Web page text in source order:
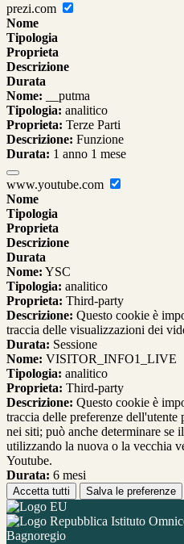
prezi.com
Nome
Tipologia
Proprieta
Descrizione
Durata
Nome: __putma
Tipologia: analitico
Proprieta: Terze Parti
Descrizione: Funzione
Durata: 1 anno 1 mese
www.youtube.com
Nome
Tipologia
Proprieta
Descrizione
Durata
Nome: YSC
Tipologia: analitico
Proprieta: Third-party
Descrizione: Questo cookie è
traccia delle visualizzazioni dei
Durata: Sessione
Nome: VISITOR_INFO1_LIVE
Tipologia: analitico
Proprieta: Third-party
Descrizione: Questo cookie è
traccia delle preferenze
nei siti; può anche determinare se
utilizzando la nuova o la vecchia
Youtube.
Durata: 6 mesi
Accetta tutti Salva le preferenze
Istituto
Bagnoregio